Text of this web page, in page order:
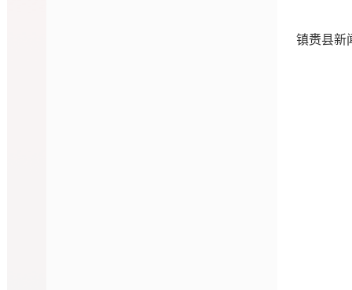
镇赉县新